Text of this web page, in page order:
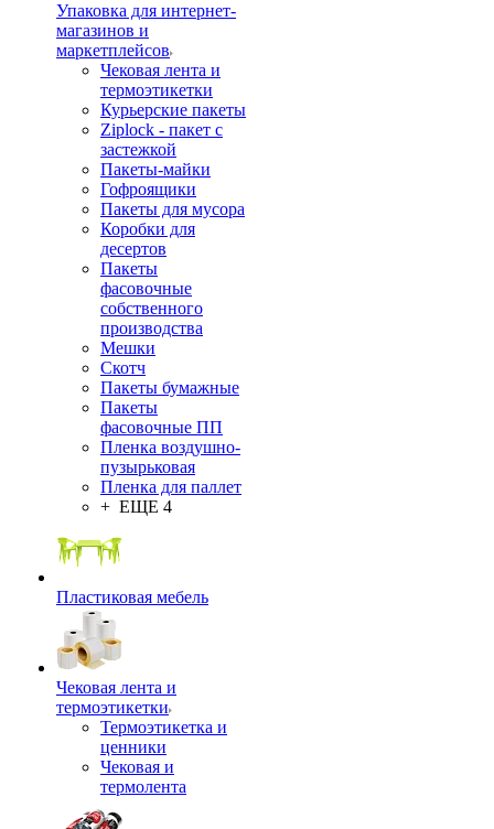
Упаковка для интернет-
магазинов и
маркетплейсов
Чековая лента и
термоэтикетки
Курьерские пакеты
Ziplock - пакет с
застежкой
Пакеты-майки
Гофроящики
Пакеты для мусора
Коробки для
десертов
Пакеты
фасовочные
собственного
производства
Мешки
Скотч
Пакеты бумажные
Пакеты
фасовочные ПП
Пленка воздушно-
пузырьковая
Пленка для паллет
+ ЕЩЕ 4
Пластиковая мебель
Чековая лента и
термоэтикетки
Термоэтикетка и
ценники
Чековая и
термолента